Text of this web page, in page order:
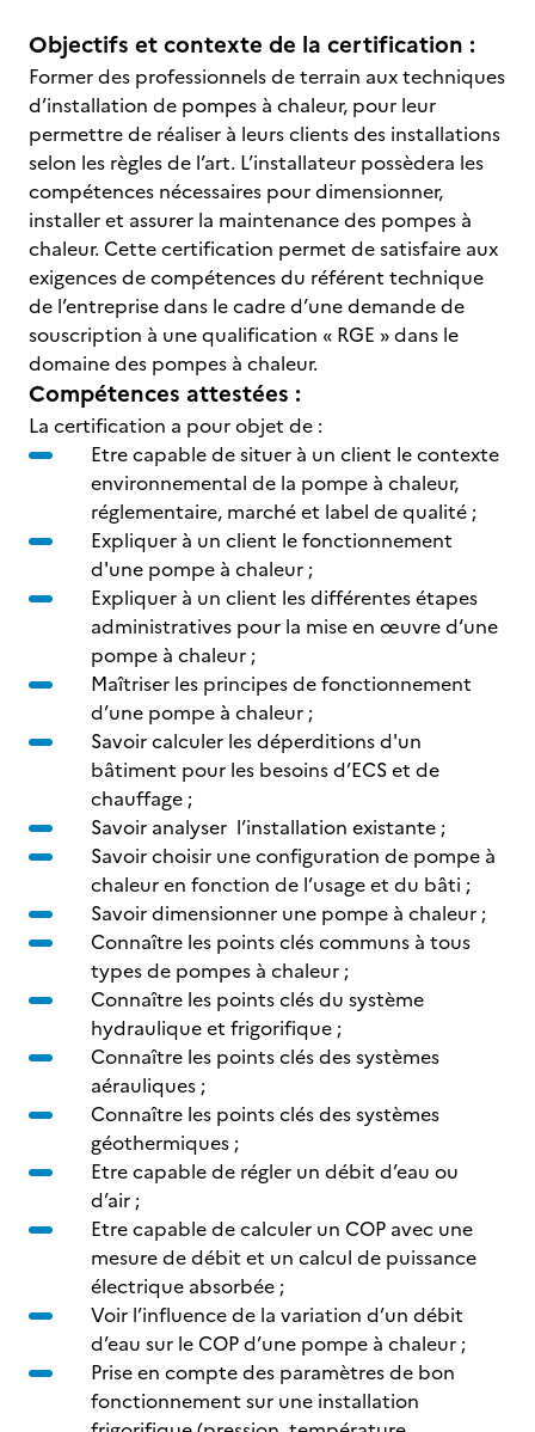
Objectifs et contexte de la certification :
Former des professionnels de terrain aux techniques
d’installation de pompes à chaleur, pour leur
permettre de réaliser à leurs clients des installations
selon les règles de l’art. L’installateur possèdera les
compétences nécessaires pour dimensionner,
installer et assurer la maintenance des pompes à
chaleur. Cette certification permet de satisfaire aux
exigences de compétences du référent technique
de l’entreprise dans le cadre d’une demande de
souscription à une qualification « RGE » dans le
domaine des pompes à chaleur.
Compétences attestées :
La certification a pour objet de :
Etre capable de situer à un client le contexte
environnemental de la pompe à chaleur,
réglementaire, marché et label de qualité ;
Expliquer à un client le fonctionnement
d'une pompe à chaleur ;
Expliquer à un client les différentes étapes
administratives pour la mise en œuvre d‘une
pompe à chaleur ;
Maîtriser les principes de fonctionnement
d’une pompe à chaleur ;
Savoir calculer les déperditions d'un
bâtiment pour les besoins d’ECS et de
chauffage ;
Savoir analyser l’installation existante ;
Savoir choisir une configuration de pompe à
chaleur en fonction de l’usage et du bâti ;
Savoir dimensionner une pompe à chaleur ;
Connaître les points clés communs à tous
types de pompes à chaleur ;
Connaître les points clés du système
hydraulique et frigorifique ;
Connaître les points clés des systèmes
aérauliques ;
Connaître les points clés des systèmes
géothermiques ;
Etre capable de régler un débit d’eau ou
d’air ;
Etre capable de calculer un COP avec une
mesure de débit et un calcul de puissance
électrique absorbée ;
Voir l’influence de la variation d’un débit
d’eau sur le COP d’une pompe à chaleur ;
Prise en compte des paramètres de bon
fonctionnement sur une installation